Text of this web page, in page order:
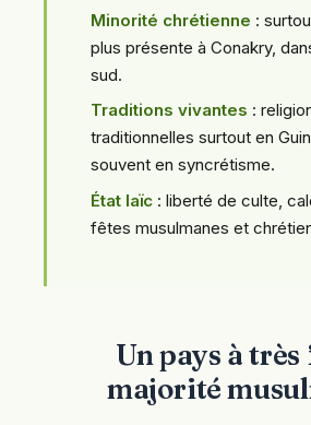
Minorité chrétienne :
plus présente à Conakry,
sud.
Traditions vivantes :
traditionnelles surtout en
souvent en syncrétisme.
État laïc : liberté de culte,
fêtes musulmanes et
Un pays à
majorité